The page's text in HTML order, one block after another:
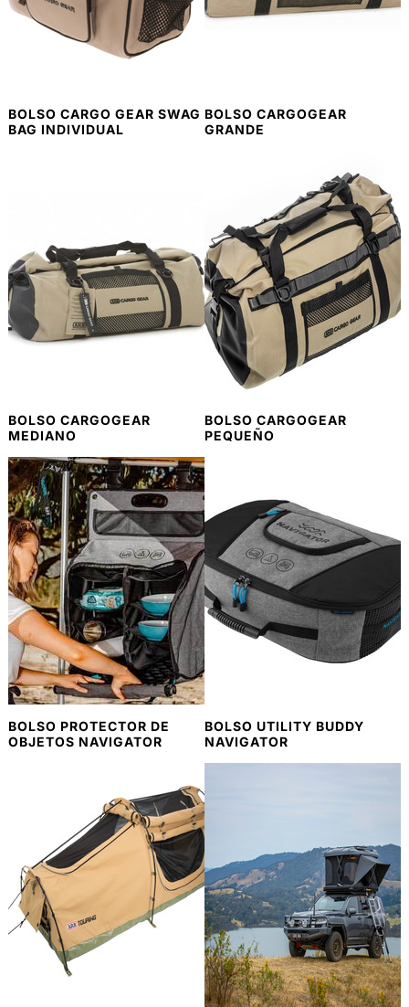
BOLSO CARGO GEAR SWAG
BAG INDIVIDUAL
BOLSO CARGOGEAR
GRANDE
BOLSO CARGOGEAR
MEDIANO
BOLSO CARGOGEAR
PEQUEÑO
BOLSO PROTECTOR DE
OBJETOS NAVIGATOR
BOLSO UTILITY BUDDY
NAVIGATOR